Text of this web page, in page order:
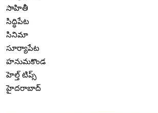
సాహితీ
సిద్ధిపేట
సినిమా
సూర్యాపేట
హనుమకొండ
హెల్త్ టిప్స్
హైదరాబాద్